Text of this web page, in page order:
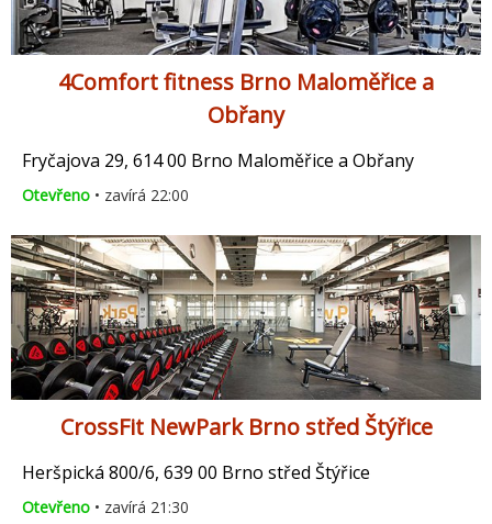
4Comfort fitness Brno Maloměřice a
Obřany
Fryčajova 29, 614 00 Brno Maloměřice a Obřany
Otevřeno • zavírá 22:00
CrossFit NewPark Brno střed Štýřice
Heršpická 800/6, 639 00 Brno střed Štýřice
Otevřeno • zavírá 21:30